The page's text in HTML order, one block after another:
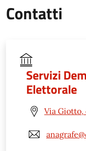
Contatti
Servizi
Elettorale
Via Giotto,